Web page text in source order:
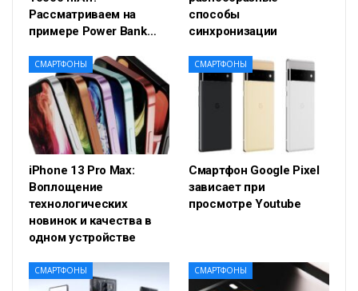
Рассматриваем на
примере Power Bank…
способы
синхронизации
СМАРТФОНЫ
iPhone 13 Pro Max:
Воплощение
технологических
новинок и качества в
одном устройстве
СМАРТФОНЫ
Смартфон Google Pixel
зависает при
просмотре Youtube
СМАРТФОНЫ СМАРТФОНЫ